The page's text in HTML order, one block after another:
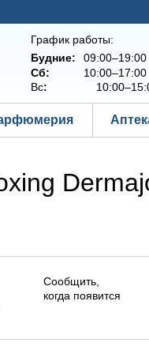
График работы:
Будние:
09:00–19:00
Сб:
10:00–17:00
Вс:
Сообщить,
когда появится